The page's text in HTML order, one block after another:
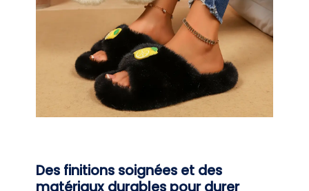
Des finitions soignées et des